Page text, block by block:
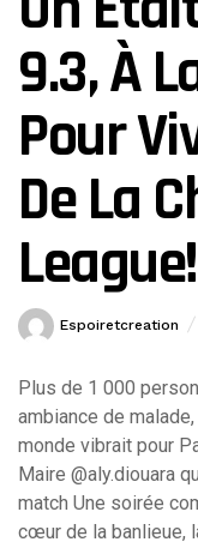
9.3, À
Pour
De La
League!
Espoiretcreation
Plus de 1 000
ambiance de
monde vibrait pour
Maire @aly.diouara
match Une soirée
cœur de la banlieue,